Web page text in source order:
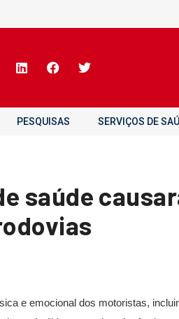
PESQUISAS SERVIÇOS DE
saúde
e emocional dos motoristas,